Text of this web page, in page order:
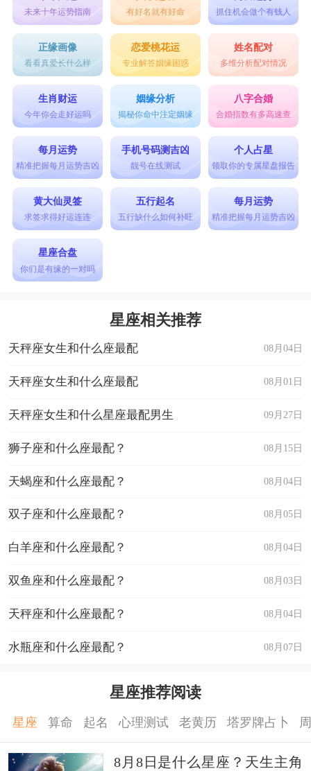
未来十年运势指南 有好名就有好命 抓住机会做个有钱人
正缘画像
看看真爱长什么样
恋爱桃花运
专业解答姻缘困惑
姓名配对
多维分析配对情况
生肖财运
今年你会走好运吗
姻缘分析
揭秘你命中注定姻缘
八字合婚
合婚指数有多高速查
每月运势
精准把握每月运势吉凶
手机号码测吉凶
靓号在线测试
个人占星
领取你的专属星盘报告
黄大仙灵签
求签求得好运连连
五行起名
五行缺什么如何补旺
每月运势
精准把握每月运势吉凶
星座合盘
你们是有缘的一对吗
星座相关推荐
08月04日
天秤座女生和什么座最配
08月01日
天秤座女生和什么座最配
09月27日
天秤座女生和什么星座最配男生
08月15日
狮子座和什么座最配？
08月04日
天蝎座和什么座最配？
08月05日
双子座和什么座最配？
08月04日
白羊座和什么座最配？
08月03日
双鱼座和什么座最配？
08月04日
天秤座和什么座最配？
08月07日
水瓶座和什么座最配？
星座推荐阅读
星座 算命 起名 心理测试 老黄历 塔罗牌占卜
8月8日是什么星座？天生主角